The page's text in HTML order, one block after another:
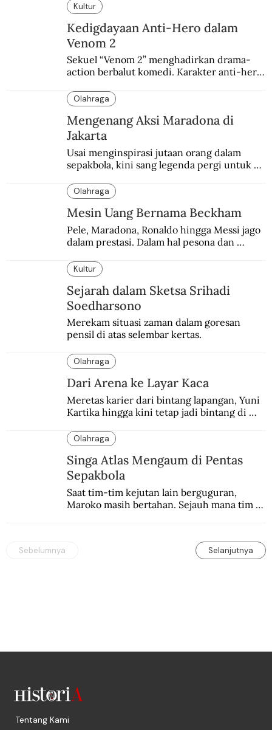
Kultur
Kedigdayaan Anti-Hero dalam
Venom 2
Sekuel “Venom 2” menghadirkan drama-
action berbalut komedi. Karakter anti-hero
penggemar.
Olahraga
Mengenang Aksi Maradona di
Jakarta
Usai menginspirasi jutaan orang dalam
sepakbola, kini sang legenda pergi untuk
menjadi salah satu kota yang dikunjungi
Maradona.
Olahraga
Mesin Uang Bernama Beckham
Pele, Maradona, Ronaldo hingga Messi jago
dalam prestasi. Dalam hal pesona dan
Kultur
Sejarah dalam Sketsa Srihadi
Soedharsono
Merekam situasi zaman dalam goresan
pensil di atas selembar kertas.
Olahraga
Dari Arena ke Layar Kaca
Meretas karier dari bintang lapangan, Yuni
Kartika hingga kini tetap jadi bintang di
Olahraga
Singa Atlas Mengaum di Pentas
Sepakbola
Saat tim-tim kejutan lain berguguran,
Maroko masih bertahan. Sejauh mana tim
Sebelumnya Selanjutnya
Tentang Kami